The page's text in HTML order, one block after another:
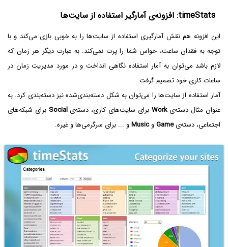
timeStats: افزونه‌ی آمارگیر استفاده از سایت‌ها
این افزونه هم نقش آمارگیری استفاده از سایت‌ها را به خوبی بازی می‌کند و با
توجه به فقدان ساعت، حواس شما را پرت نمی‌کند. به عبارت دیگر هر زمان که
لازم باشد می‌توان به آمار استفاده نگاهی انداخت و در مورد مدیریت زمان در
ساعات کاری خود تصمیم گرفت.
آمار استفاده از سایت‌ها را می‌توان به شکل دسته‌بندی‌شده نیز دسته‌بندی کرد. به
عنوان مثال دسته‌یWork برای سایت‌های کاری، دسته‌یSocial برای شبکه‌های
اجتماعی، دسته‌یGameوMusicو ... برای سرگرمی‌ها و غیره.